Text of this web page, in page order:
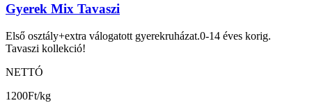
Gyerek Mix Tavaszi
Első osztály+extra válogatott gyerekruházat.0-14 éves korig.
Tavaszi kollekció!
NETTÓ
1200Ft/kg